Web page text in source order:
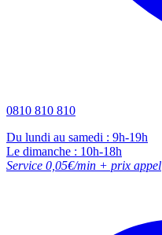
0810 810 810
Du lundi au samedi : 9h-19h
Le dimanche : 10h-18h
Service 0,05€/min + prix appel